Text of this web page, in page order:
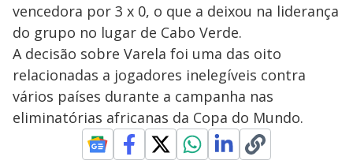
vencedora por 3 x 0, o que a deixou na liderança
do grupo no lugar de Cabo Verde.
A decisão sobre Varela foi uma das oito
relacionadas a jogadores inelegíveis contra
vários países durante a campanha nas
eliminatórias africanas da Copa do Mundo.